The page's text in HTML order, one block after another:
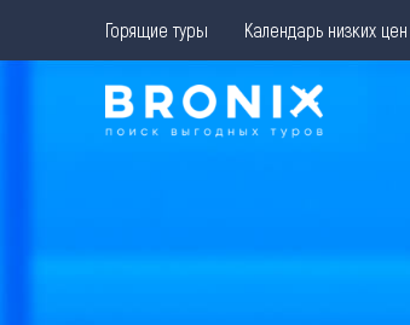
Горящие туры Календарь низких цен